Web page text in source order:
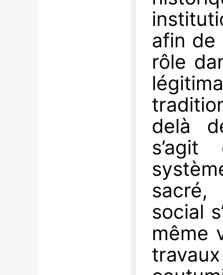
afin de
rôle
delà
s’agit
social
même